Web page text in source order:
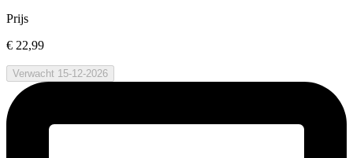
Prijs
€ 22,99
Verwacht 15-12-2026